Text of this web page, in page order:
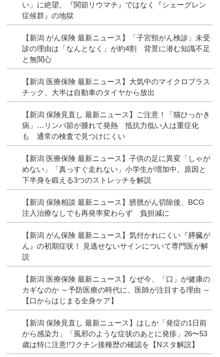
い」に絶望。『関節リウマチ』ではなく『シェーグレン
症候群』の地獄
【新潟 がん保険 最新ニュース】「子宮頸がん検診」未受
診の理由は「なんとなく」が約4割 背景に潜む知識不足
と無関心
【新潟 医療保険 最新ニュース】大気中のマイクロプラス
チック、大半は自動車のタイヤから放出
【新潟 保険見直し 最新ニュース】ご注意！「猫ひっかき
病」…リンパ節が腫れて発熱 抵抗力低い人は重症化
も 通常の検査で見つけにくい
【新潟 医療保険 最新ニュース】子供の足に異変「しゃが
めない」「真っすぐ走れない」小学生が増加中。原因と
下半身を鍛える3つのストレッチを解説
【新潟 保険相談 最新ニュース】膀胱がん切除後、BCG
注入治療なしでも再発率変わらず 負担減に
【新潟 がん保険 最新ニュース】気付かれにくい『膵臓が
ん』の初期症状！ 見逃せないサインについて専門医が解
説
【新潟 医療保険 最新ニュース】なぜ今、「口」が健康の
カギなのか ～予防医療の時代に、医師が注目する理由 ～
【口からはじまる全身ケア】
【新潟 保険見直し 最新ニュース】はしか「発症の1日前
から感染力」「風邪のような症状のあとに発疹」26〜53
歳は特に注意!ワクチン接種歴の確認を【Nスタ解説】